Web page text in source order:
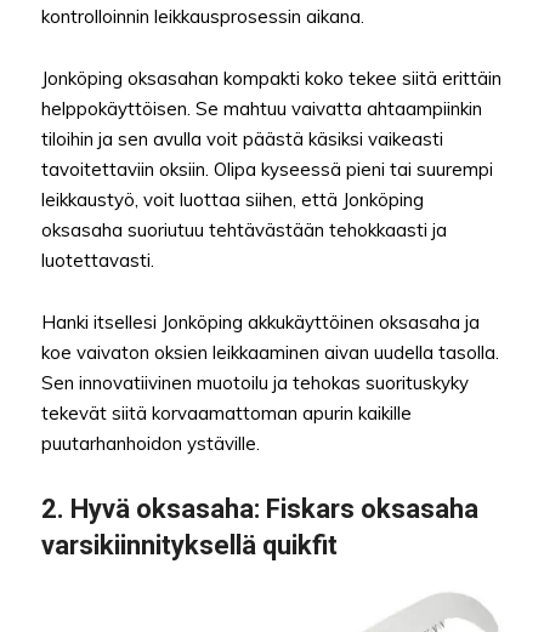
kontrolloinnin leikkausprosessin aikana.
Jonköping oksasahan kompakti koko tekee siitä erittäin
helppokäyttöisen. Se mahtuu vaivatta ahtaampiinkin
tiloihin ja sen avulla voit päästä käsiksi vaikeasti
tavoitettaviin oksiin. Olipa kyseessä pieni tai suurempi
leikkaustyö, voit luottaa siihen, että Jonköping
oksasaha suoriutuu tehtävästään tehokkaasti ja
luotettavasti.
Hanki itsellesi Jonköping akkukäyttöinen oksasaha ja
koe vaivaton oksien leikkaaminen aivan uudella tasolla.
Sen innovatiivinen muotoilu ja tehokas suorituskyky
tekevät siitä korvaamattoman apurin kaikille
puutarhanhoidon ystäville.
2. Hyvä oksasaha: Fiskars oksasaha
varsikiinnityksellä quikfit